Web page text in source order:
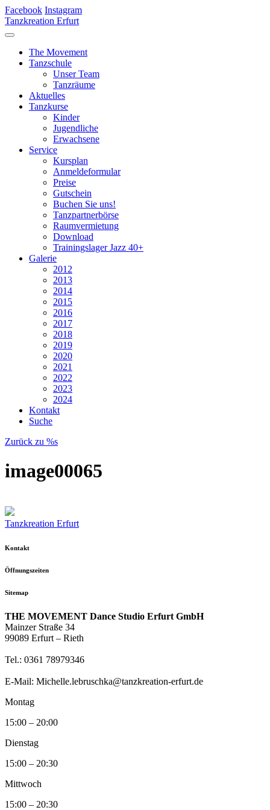
Facebook Instagram
Tanzkreation Erfurt
The Movement
Tanzschule
Unser Team
Tanzräume
Aktuelles
Tanzkurse
Kinder
Jugendliche
Erwachsene
Service
Kursplan
Anmeldeformular
Preise
Gutschein
Buchen Sie uns!
Tanzpartnerbörse
Raumvermietung
Download
Trainingslager Jazz 40+
Galerie
2012
2013
2014
2015
2016
2017
2018
2019
2020
2021
2022
2023
2024
Kontakt
Suche
Zurück zu %s
image00065
Tanzkreation Erfurt
Kontakt
Öffnungszeiten
Sitemap
THE MOVEMENT Dance Studio Erfurt GmbH
Mainzer Straße 34
99089 Erfurt – Rieth
Tel.: 0361 78979346
E-Mail: Michelle.lebruschka@tanzkreation-erfurt.de
Montag
15:00 – 20:00
Dienstag
15:00 – 20:30
Mittwoch
15:00 – 20:30